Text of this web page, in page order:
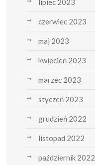
lipiec 2023
czerwiec 2023
maj 2023
kwiecień 2023
marzec 2023
styczeń 2023
grudzień 2022
listopad 2022
październik 2022